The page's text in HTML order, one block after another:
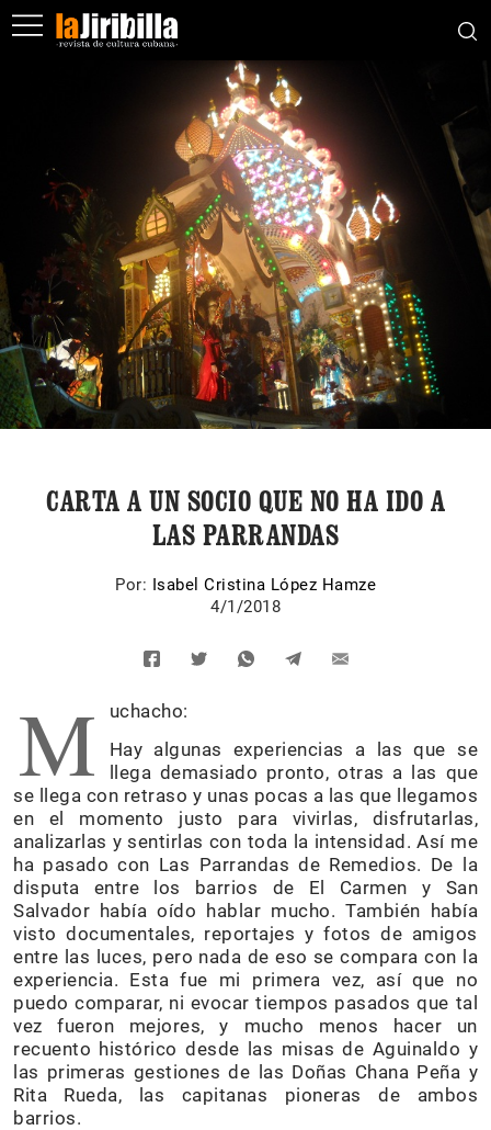
CARTA A UN SOCIO QUE NO HA IDO A
LAS PARRANDAS
Por: Isabel Cristina López Hamze
4/1/2018
M
uchacho:
Hay algunas experiencias a las que se
llega demasiado pronto, otras a las que
se llega con retraso y unas pocas a las que llegamos
en el momento justo para vivirlas, disfrutarlas,
analizarlas y sentirlas con toda la intensidad. Así me
ha pasado con Las Parrandas de Remedios. De la
disputa entre los barrios de El Carmen y San
Salvador había oído hablar mucho. También había
visto documentales, reportajes y fotos de amigos
entre las luces, pero nada de eso se compara con la
experiencia. Esta fue mi primera vez, así que no
puedo comparar, ni evocar tiempos pasados que tal
vez fueron mejores, y mucho menos hacer un
recuento histórico desde las misas de Aguinaldo y
las primeras gestiones de las Doñas Chana Peña y
Rita Rueda, las capitanas pioneras de ambos
barrios.